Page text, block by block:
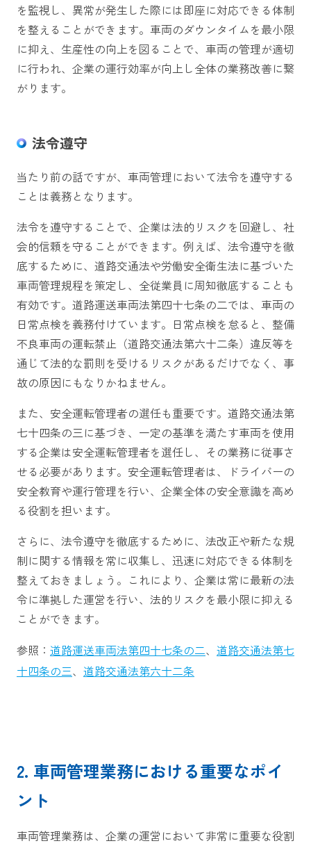
を監視し、異常が発生した際には即座に対応できる体制
を整えることができます。車両のダウンタイムを最小限
に抑え、生産性の向上を図ることで、車両の管理が適切
に行われ、企業の運行効率が向上し全体の業務改善に繋
がります。
法令遵守
当たり前の話ですが、車両管理において法令を遵守する
ことは義務となります。
法令を遵守することで、企業は法的リスクを回避し、社
会的信頼を守ることができます。例えば、法令遵守を徹
底するために、道路交通法や労働安全衛生法に基づいた
車両管理規程を策定し、全従業員に周知徹底することも
有効です。道路運送車両法第四十七条の二では、車両の
日常点検を義務付けています。日常点検を怠ると、整備
不良車両の運転禁止（道路交通法第六十二条）違反等を
通じて法的な罰則を受けるリスクがあるだけでなく、事
故の原因にもなりかねません。
また、安全運転管理者の選任も重要です。道路交通法第
七十四条の三に基づき、一定の基準を満たす車両を使用
する企業は安全運転管理者を選任し、その業務に従事さ
せる必要があります。安全運転管理者は、ドライバーの
安全教育や運行管理を行い、企業全体の安全意識を高め
る役割を担います。
さらに、法令遵守を徹底するために、法改正や新たな規
制に関する情報を常に収集し、迅速に対応できる体制を
整えておきましょう。これにより、企業は常に最新の法
令に準拠した運営を行い、法的リスクを最小限に抑える
ことができます。
参照： 道路運送車両法第四十七条の二、 道路交通法第七
十四条の三、 道路交通法第六十二条
2. 車両管理業務における重要なポイ
ント
車両管理業務は、企業の運営において非常に重要な役割